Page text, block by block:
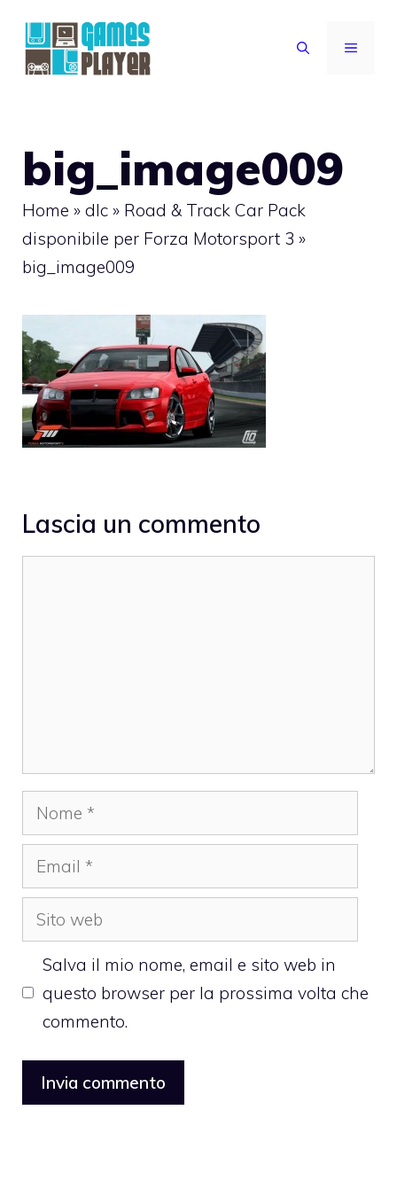
contenuto
MENU
big_image009
Home » dlc » Road & Track Car Pack
disponibile per Forza Motorsport 3 »
big_image009
Lascia un commento
Nome
Email
Sito
web
Salva il mio nome, email e sito web in
questo browser per la prossima volta che
commento.